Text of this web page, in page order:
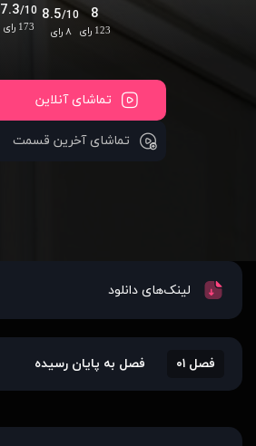
7.3/10
173 رای
8.5/10
۸ رای
8
123 رای
تماشای آنلاین
تماشای آخرین قسمت
لینک‌های دانلود
فصل ۰۱ فصل به پایان رسیده